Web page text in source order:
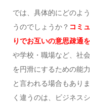
では、具体的にどのよ
うのでしょうか？ コミ
りでお互いの意思疎通
や学校・職場など、社
を円滑にするための能
と言われる場合もあり
く違うのは、ビジネス